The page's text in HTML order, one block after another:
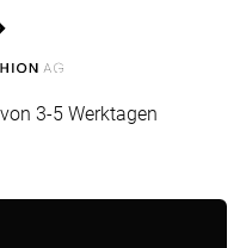
3-5 Werktagen